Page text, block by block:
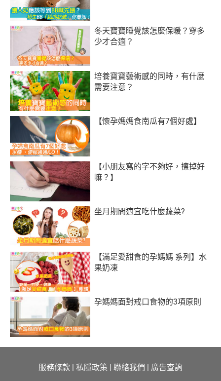
冬天寶寶睡覺該怎麼保暖？穿多
少才合適？
培養寶寶藝術感的同時，有什麼
需要注意？
【懷孕媽媽食南瓜有7個好處】
【小朋友寫的字不夠好，擦掉好
嘛？】
坐月期間適宜吃什麼蔬菜?
【滿足愛甜食的孕媽媽 系列】水
果奶凍
孕媽媽面對戒口食物的3項原則
服務條款 | 私隱政策 | 聯絡我們 | 廣告查詢